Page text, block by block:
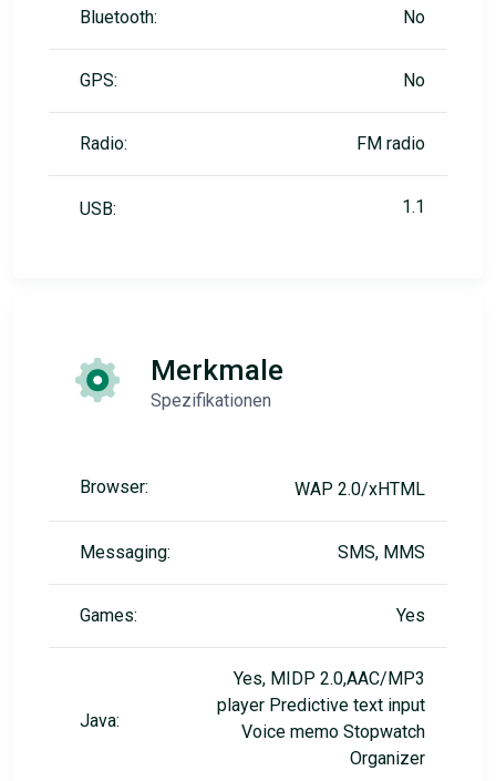
Bluetooth: No
GPS: No
Radio: FM radio
USB: 1.1
Merkmale
Spezifikationen
Browser: WAP 2.0/xHTML
Messaging: SMS, MMS
Games: Yes
Java:
Yes, MIDP 2.0,AAC/MP3
player Predictive text input
Voice memo Stopwatch
Organizer